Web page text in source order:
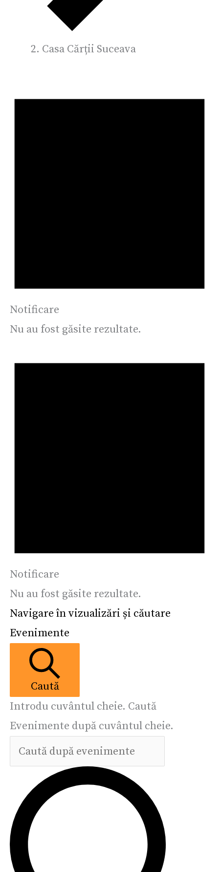
Casa Cărții Suceava
Notificare
Nu au fost găsite rezultate.
Notificare
Nu au fost găsite rezultate.
Navigare în vizualizări și căutare
Evenimente
Caută
Introdu cuvântul cheie. Caută
Evenimente după cuvântul cheie.